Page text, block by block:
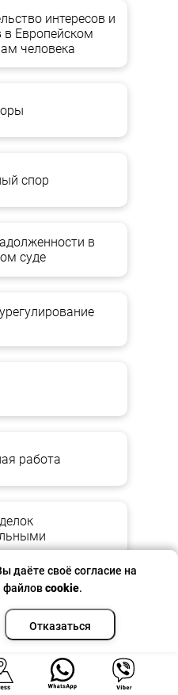
распределяется
общества в порядке,
интересов и
Европейском
человека
спор
в
суде
работа
в хозяйственном
жалоба
даёте своё согласие на
файловcookie.
Отказаться